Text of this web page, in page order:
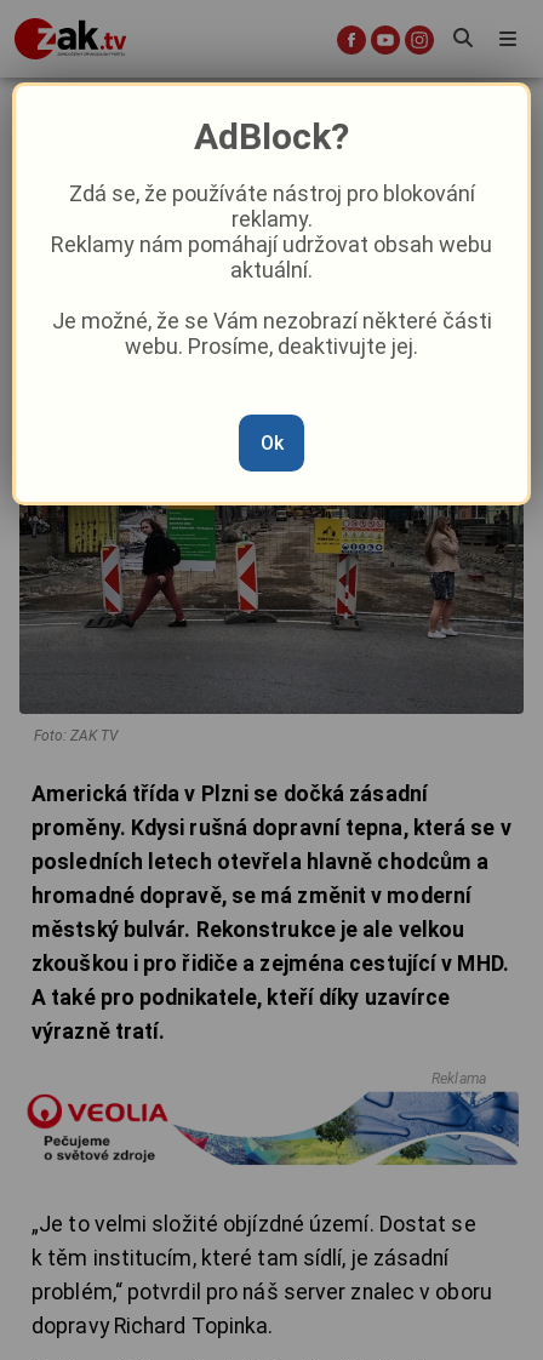
Odříznuté úřady a naštvaní
obchodníci. Rekonstrukce
Americké budí vášně
Aktuality Z Plzně
Marie Osvaldová –20. 5.|07:22
Foto: ZAK TV
Americká třída v Plzni se dočká zásadní
proměny. Kdysi rušná dopravní tepna, která se v
posledních letech otevřela hlavně chodcům a
hromadné dopravě, se má změnit v moderní
městský bulvár. Rekonstrukce je ale velkou
zkouškou i pro řidiče a zejména cestující v MHD.
A také pro podnikatele, kteří díky uzavírce
výrazně tratí.
Reklama
„Je to velmi složité objízdné území. Dostat se
k těm institucím, které tam sídlí, je zásadní
problém,“ potvrdil pro náš server znalec v oboru
dopravy Richard Topinka.
AdBlock?
Zdá se, že používáte nástroj pro blokování
reklamy.
Reklamy nám pomáhají udržovat obsah webu
aktuální.
Je možné, že se Vám nezobrazí některé části
webu. Prosíme, deaktivujte jej.
Ok